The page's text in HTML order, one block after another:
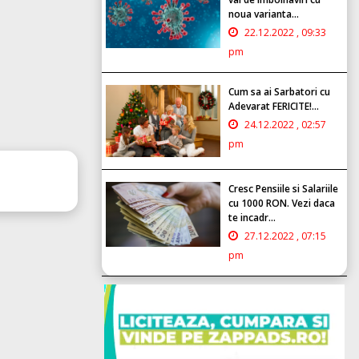
noua varianta...
22.12.2022 , 09:33
pm
Cum sa ai Sarbatori cu
Adevarat FERICITE!...
24.12.2022 , 02:57
pm
Cresc Pensiile si Salariile
cu 1000 RON. Vezi daca
te incadr...
27.12.2022 , 07:15
pm